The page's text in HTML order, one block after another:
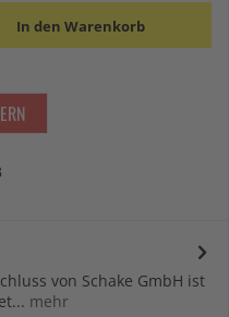
In den Warenkorb
von Schake GmbH ist
mehr